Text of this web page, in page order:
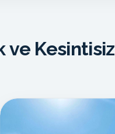
ve Kesintisiz